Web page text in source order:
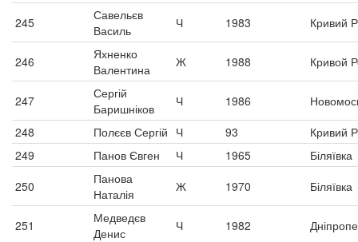
245
Савельєв
Василь
Ч 1983 Кривий
246
Яхненко
Валентина
Ж 1988 Кривой
247
Сергій
Баришніков
Ч 1986
248
Полєєв Сергій Ч 93
Кривий
249
Панов Євген Ч 1965
Біляївка
250
Панова
Наталія
Ж 1970 Біляївка
251
Медведєв
Денис
Ч 1982